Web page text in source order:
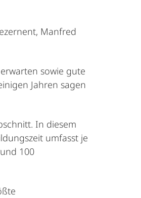
Manfred
sowie gute
Jahren sagen
In diesem
umfasst je
100